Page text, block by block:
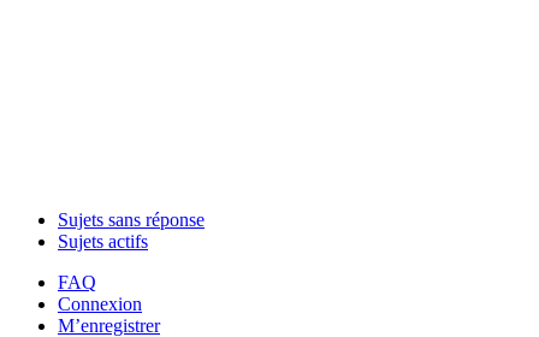
Sujets sans réponse
Sujets actifs
FAQ
Connexion
M’enregistrer